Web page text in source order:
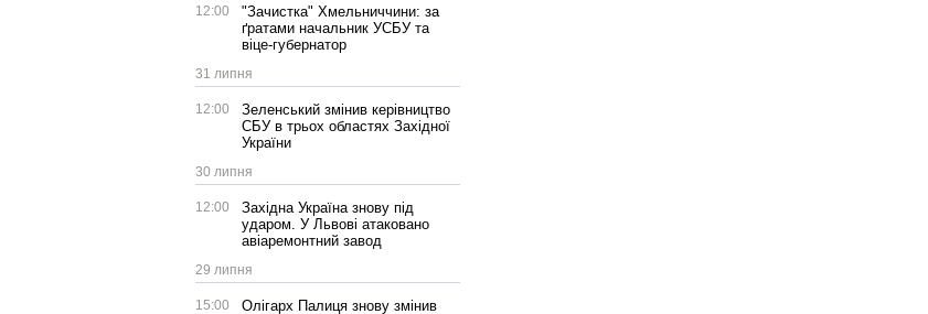
12:00
"Зачистка" Хмельниччини: за
ґратами начальник УСБУ та
віце-губернатор
31 липня
12:00
Зеленський змінив керівництво
СБУ в трьох областях Західної
України
30 липня
12:00
Західна Україна знову під
ударом. У Львові атаковано
авіаремонтний завод
29 липня
15:00
Олігарх Палиця знову змінив